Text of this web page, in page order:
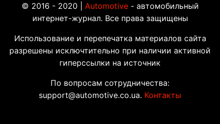
© 2016 - 2020 | Automotive- автомобильный
интернет-журнал. Все права защищены
Использование и перепечатка материалов сайта
разрешены исключтительно при наличии активной
гиперссылки на источник
По вопросам сотрудничества:
support@automotive.co.ua. Контакты